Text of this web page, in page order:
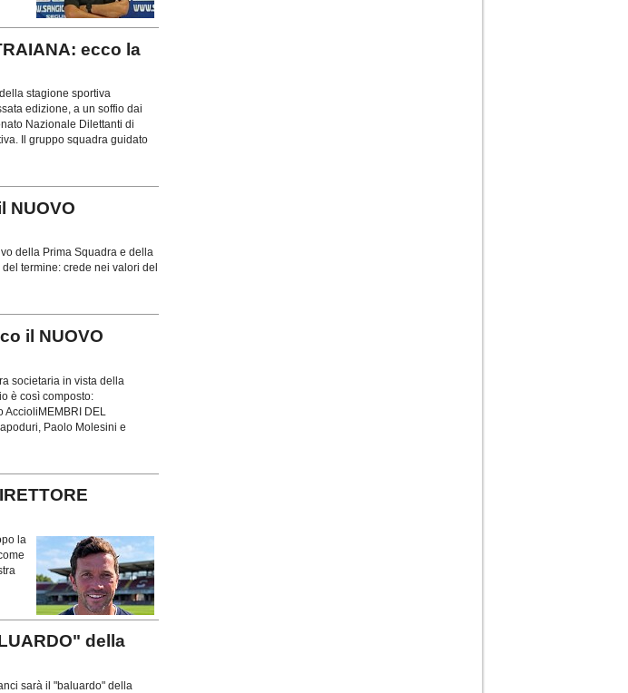
ecco la
stagione sportiva
edizione, a un soffio dai
Nazionale Dilettanti di
Il gruppo squadra guidato
NUOVO
della Prima Squadra e della
termine: crede nei valori del
il NUOVO
societaria in vista della
è così composto:
AccioliMEMBRI DEL
Paolo Molesini e
la
della
sarà il "baluardo" della